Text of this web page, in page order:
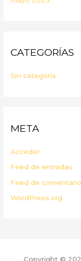
CATEGORÍAS
Sin categoría
META
Acceder
Feed de entradas
Feed de
WordPress.org
Copyright ©